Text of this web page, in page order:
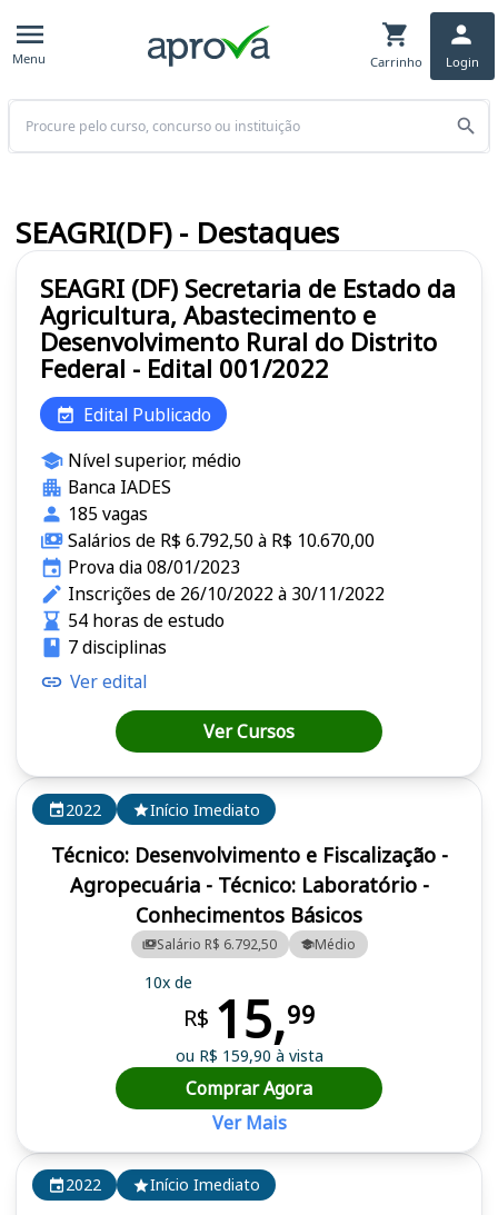
Menu Carrinho Login
Buscar
2022 Início Imediato
2022 Início Imediato
Técnico: Desenvolvimento e Fiscalização -
Agropecuária - Técnico: Laboratório -
Conhecimentos Básicos
Salário R$ 6.792,50 Médio
10x de
R$ 15,99
ou R$ 159,90 à vista
Comprar Agora
Ver Mais
SEAGRI (DF) Secretaria de Estado da
Agricultura, Abastecimento e
Desenvolvimento Rural do Distrito
Federal - Edital 001/2022
Edital Publicado
Nível superior, médio
Banca IADES
185 vagas
Salários de R$ 6.792,50 à R$ 10.670,00
Prova dia 08/01/2023
Inscrições de 26/10/2022 à 30/11/2022
54 horas de estudo
7 disciplinas
Ver edital
Ver Cursos
SEAGRI(DF) - Destaques